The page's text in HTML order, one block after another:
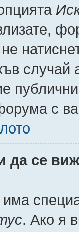
случай
с
да се
. Ако я